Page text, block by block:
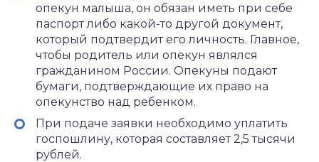
опекун малыша, он обязан иметь при себе
паспорт либо какой-то другой документ,
который подтвердит его личность. Главное,
чтобы родитель или опекун являлся
гражданином России. Опекуны подают
бумаги, подтверждающие их право на
опекунство над ребенком.
При подаче заявки необходимо уплатить
госпошлину, которая составляет 2,5 тысячи
рублей.